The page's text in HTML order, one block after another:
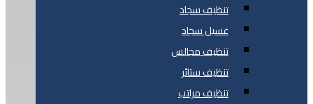
تنظيف سجاد
غسيل سجاد
تنظيف مجالس
تنظيف ستائر
تنظيف مراتب